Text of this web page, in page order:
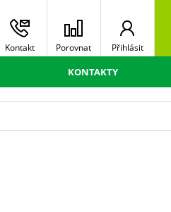
Kontakt Porovnat Přihlásit
KONTAKTY